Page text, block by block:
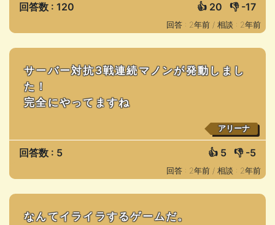
回答数 : 120 👍 20 👎 -17
回答 : 2年前 / 相談 : 2年前
サーバー対抗3戦連続マノンが発動しまし
た！
完全にやってますね
アリーナ
回答数 : 5 👍 5 👎 -5
回答 : 2年前 / 相談 : 2年前
なんてイライラするゲームだ。